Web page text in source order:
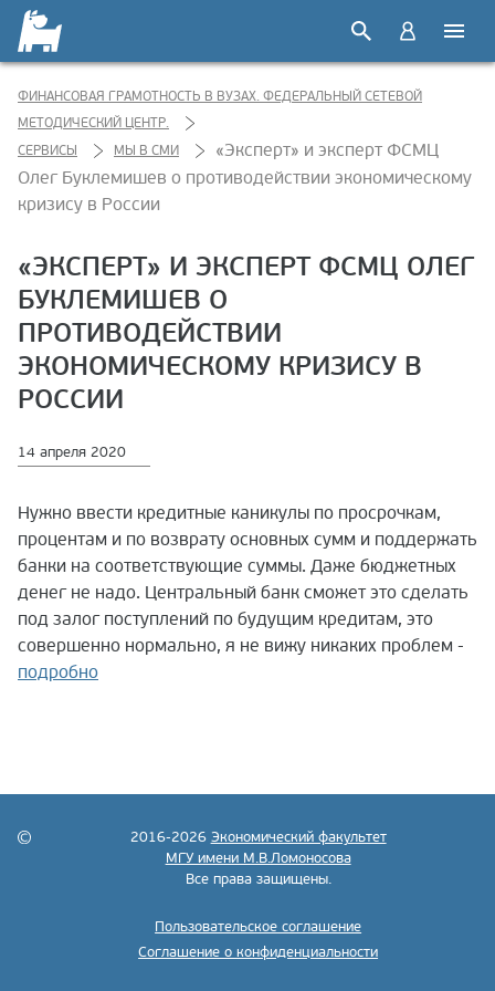
ФИНАНСОВАЯ ГРАМОТНОСТЬ В ВУЗАХ. ФЕДЕРАЛЬНЫЙ СЕТЕВОЙ
МЕТОДИЧЕСКИЙ ЦЕНТР.
СЕРВИСЫ
МЫ В СМИ
«Эксперт» и эксперт ФСМЦ
Олег Буклемишев о противодействии экономическому
кризису в России
«ЭКСПЕРТ» И ЭКСПЕРТ ФСМЦ ОЛЕГ
БУКЛЕМИШЕВ О
ПРОТИВОДЕЙСТВИИ
ЭКОНОМИЧЕСКОМУ КРИЗИСУ В
РОССИИ
14 апреля 2020
Нужно ввести кредитные каникулы по просрочкам,
процентам и по возврату основных сумм и поддержать
банки на соответствующие суммы. Даже бюджетных
денег не надо. Центральный банк сможет это сделать
под залог поступлений по будущим кредитам, это
совершенно нормально, я не вижу никаких проблем -
подробно
2016-2026 Экономический факультет
МГУ имени М.В.Ломоносова
Все права защищены.
Пользовательское соглашение
Соглашение о конфиденциальности